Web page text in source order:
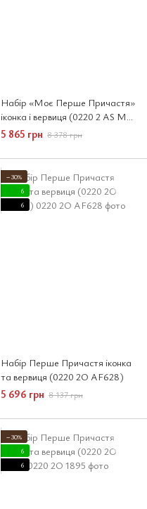
Набір «Моє Перше Причастя»
іконка і вервиця (0220 2 AS MA
2150)
5 865 грн 8 378 грн
−30%
6
6
Набір Перше Причастя іконка
та вервиця (0220 2O AF628)
5 696 грн 8 137 грн
−30%
6
6